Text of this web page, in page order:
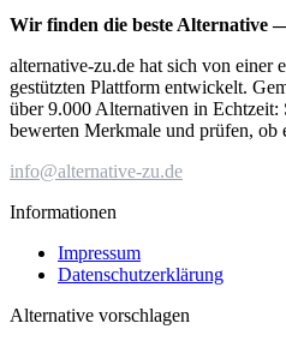
Wir finden die beste Alternative
alternative-zu.de hat sich von
gestützten Plattform entwickelt.
über 9.000 Alternativen in Echtzeit:
bewerten Merkmale und prüfen, ob
info@alternative-zu.de
Informationen
Impressum
Datenschutzerklärung
Alternative vorschlagen